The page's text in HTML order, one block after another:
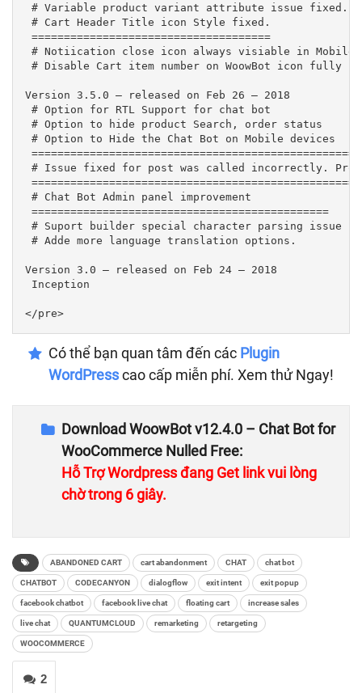
# Variable product variant attribute issue fixed.
# Cart Header Title icon Style fixed.
=====================================
# Notiication close icon always visiable in Mobile
# Disable Cart item number on WoowBot icon fully
Version 3.5.0 – released on Feb 26 – 2018
# Option for RTL Support for chat bot
# Option to hide product Search, order status
# Option to Hide the Chat Bot on Mobile devices
===================================================
# Issue fixed for post was called incorrectly.
# Chat Bot Admin panel improvement
==============================================
# Suport builder special character parsing issue
# Adde more language translation options.
Version 3.0 – released on Feb 24 – 2018
Inception
</pre>
Có thể bạn quan tâm đến các Plugin
WordPresscao cấp miễn phí. Xem thử Ngay!
Download WoowBot v12.4.0 – Chat Bot for
WooCommerce Nulled Free:
Hỗ Trợ Wordpress đang Get link vui lòng
chờ trong 5 giây.
ABANDONED CART cart abandonment CHAT chat bot
CHATBOT CODECANYON dialogflow exit intent exit popup
facebook chatbot facebook live chat floating cart increase sales
live chat QUANTUMCLOUD remarketing retargeting
WOOCOMMERCE
2